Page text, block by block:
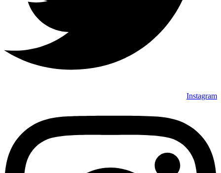
Instagram